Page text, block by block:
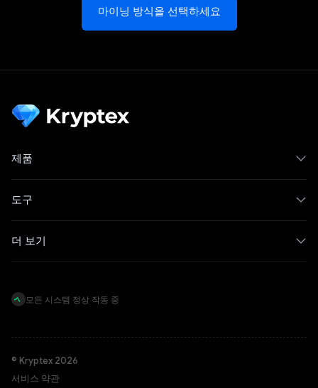
마이닝 방식을 선택하세요
제품
도구
더 보기
모든 시스템 정상 작동 중
© Kryptex 2026
서비스 약관